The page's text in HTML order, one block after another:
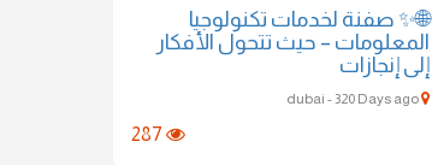
🌐✨ صفنة لخدمات تكنولوجيا
المعلومات – حيث تتحول الأفكار
إلى إنجازات
dubai - 320 Days ago
287